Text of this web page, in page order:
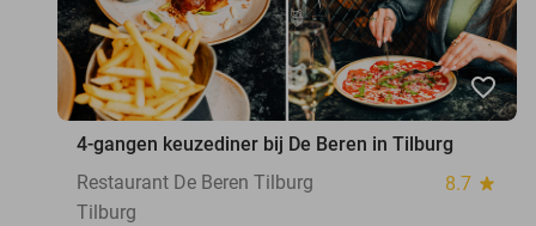
favorite_border
4-gangen keuzediner bij De Beren in Tilburg
Restaurant De Beren Tilburg
8.7 star
Tilburg